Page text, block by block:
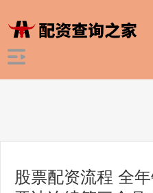
股票配资流程 全